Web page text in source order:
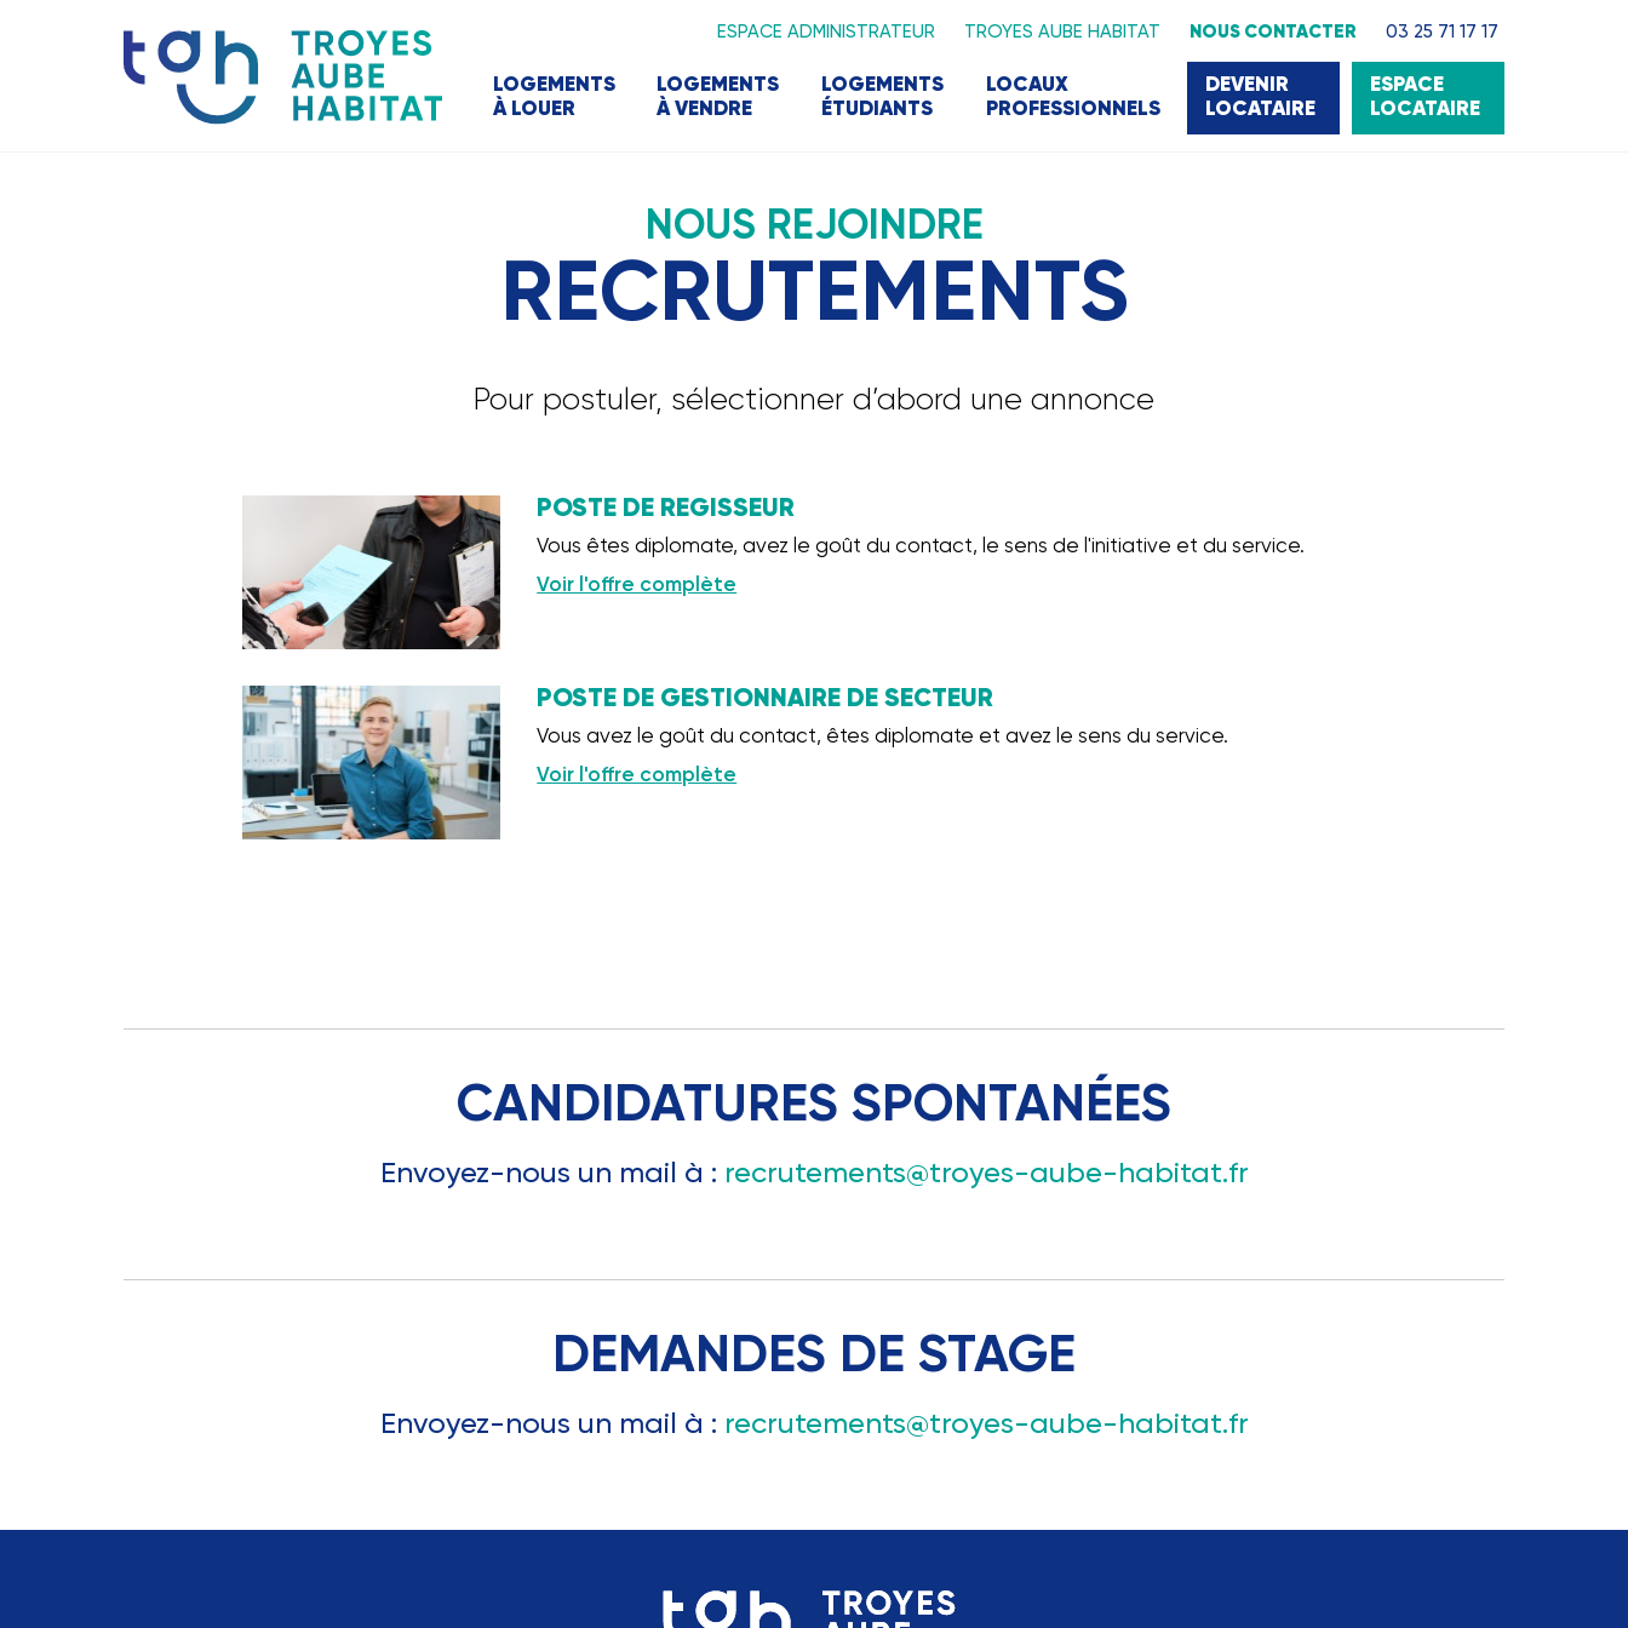
ESPACE ADMINISTRATEUR TROYES AUBE HABITAT NOUS CONTACTER 03 25 71 17 17
LOGEMENTS
À LOUER
LOGEMENTS
À VENDRE
LOGEMENTS
ÉTUDIANTS
LOCAUX
PROFESSIONNELS
DEVENIR
LOCATAIRE
ESPACE
LOCATAIRE
NOUS REJOINDRE
RECRUTEMENTS
Pour postuler, sélectionner d’abord une annonce
POSTE DE REGISSEUR
Vous êtes diplomate, avez le goût du contact, le sens de l'initiative et du service.
Voir l'offre complète
POSTE DE GESTIONNAIRE DE SECTEUR
Vous avez le goût du contact, êtes diplomate et avez le sens du service.
Voir l'offre complète
CANDIDATURES SPONTANÉES
Envoyez-nous un mail à : recrutements@troyes-aube-habitat.fr
DEMANDES DE STAGE
Envoyez-nous un mail à : recrutements@troyes-aube-habitat.fr